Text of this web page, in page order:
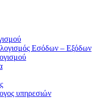
Εσόδων – Εξόδων
υπηρεσιών